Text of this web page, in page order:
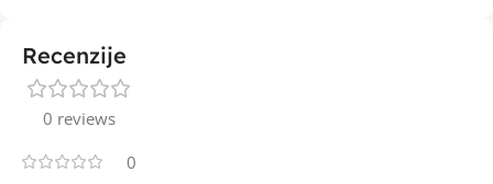
Recenzije
0 reviews
0